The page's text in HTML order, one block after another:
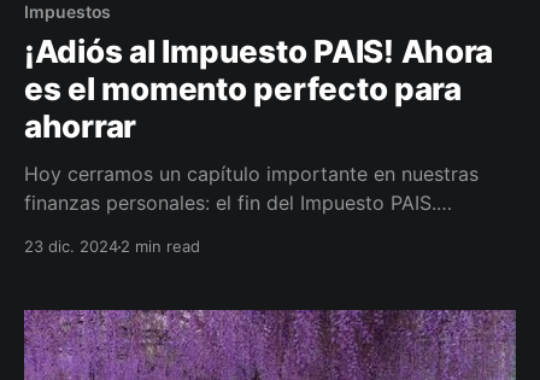
Impuestos
¡Adiós al Impuesto PAIS! Ahora
es el momento perfecto para
ahorrar
Hoy cerramos un capítulo importante en nuestras
finanzas personales: el fin del Impuesto PAIS.
23 dic. 20242 min read